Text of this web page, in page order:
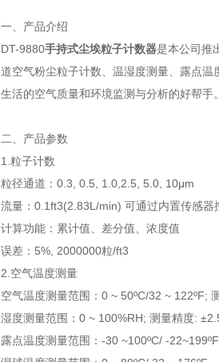
一、产品介绍
DT-9880手持式尘埃粒子计数器是本公司推
道空气粉尘粒子计数、温湿度测量、露点
生活的空气质量和环境监测与分析的好帮手。
二、产品参数
1.粒子计数
粒径通道：0.3, 0.5, 1.0,2.5, 5.0, 10μm
流量：0.1ft3(2.83L/min) 可通过内置传感器
计算功能：累计值、差分值、浓度值
误差：5%, 2000000粒/ft3
2.空气温度测量
空气温度测量范围：0 ~ 50ºC/32 ~ 122ºF;
湿度测量范围：0 ~ 100%RH; 测量精度:
露点温度测量范围：-30 ~100ºC/ -22~199ºF